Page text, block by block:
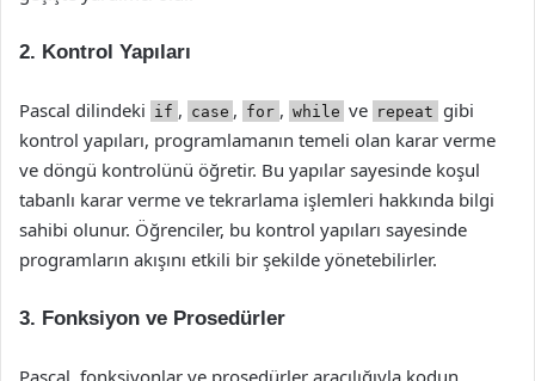
2. Kontrol Yapıları
Pascal dilindeki if , case , for , while ve repeat gibi
kontrol yapıları, programlamanın temeli olan karar verme
ve döngü kontrolünü öğretir. Bu yapılar sayesinde koşul
tabanlı karar verme ve tekrarlama işlemleri hakkında bilgi
sahibi olunur. Öğrenciler, bu kontrol yapıları sayesinde
programların akışını etkili bir şekilde yönetebilirler.
3. Fonksiyon ve Prosedürler
Pascal, fonksiyonlar ve prosedürler aracılığıyla kodun